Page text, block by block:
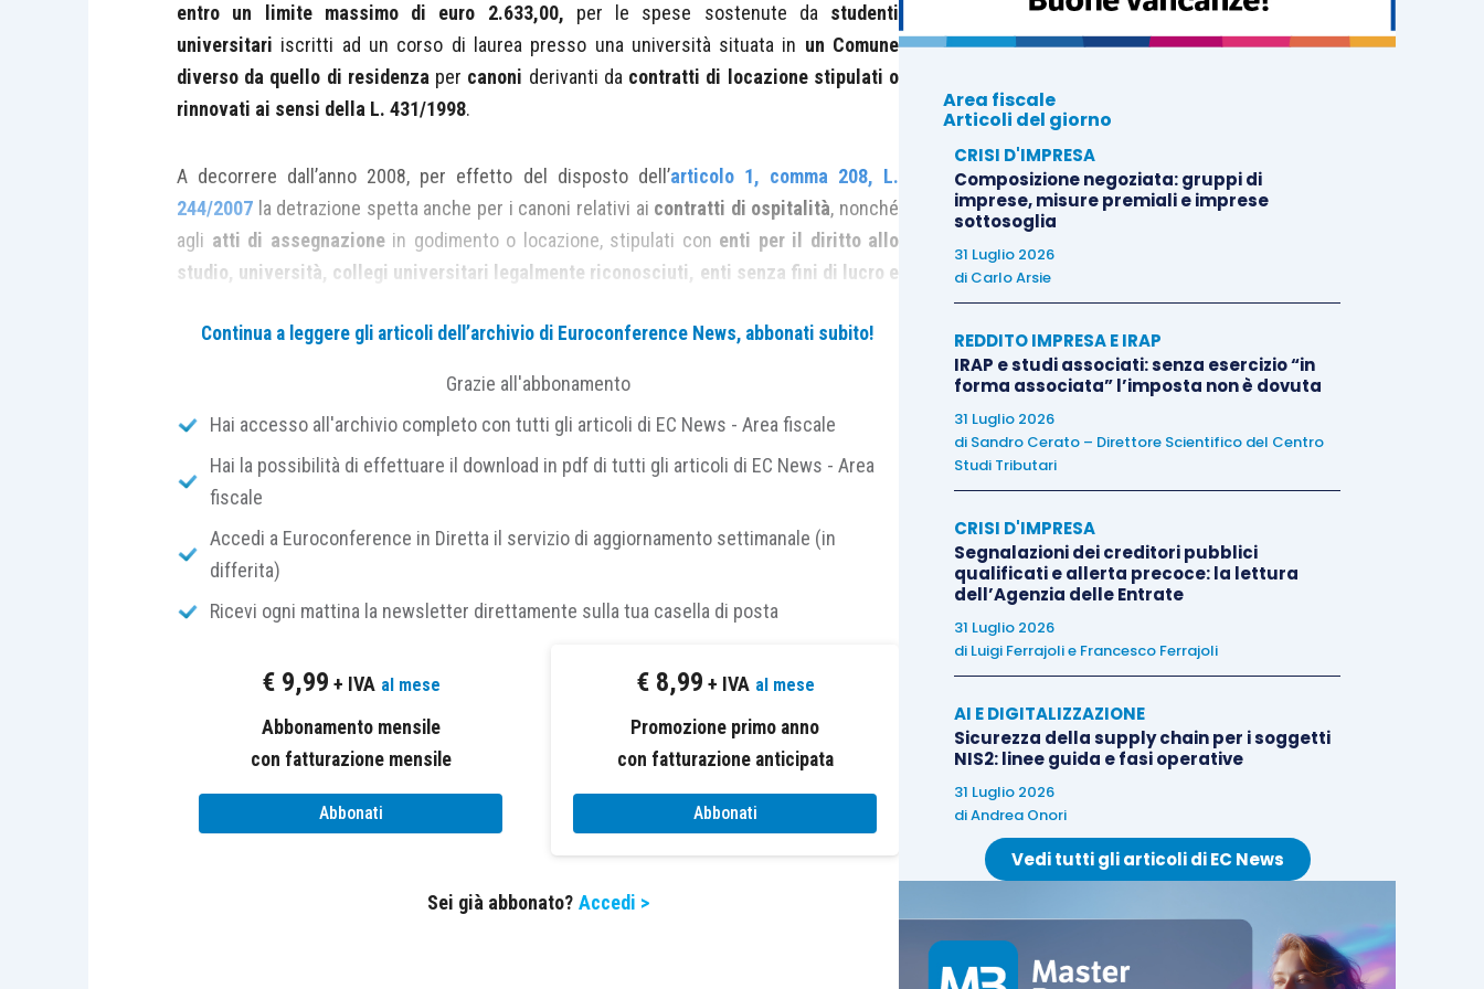
entro un limite massimo di euro 2.633,00, per le spese sostenute da studenti
universitari iscritti ad un corso di laurea presso una università situata in un Comune
diverso da quello di residenza per canoni derivanti da contratti di locazione stipulati o
rinnovati ai sensi della L. 431/1998.
A decorrere dall’anno 2008, per effetto del disposto dell’articolo 1, comma 208, L.
244/2007 la detrazione spetta anche per i canoni relativi ai contratti di ospitalità, nonché
agli atti di assegnazionein godimento o locazione, stipulati con enti per il diritto allo
studio, università, collegi universitari legalmente riconosciuti, enti senza fini di lucro e
contratti stipulati con la casa dello studente, con convitti o con collegi universitari.
canoni di locazione derivanti da contratti di locazione e di ospitalità stipulati dagli studenti
iscritti ad un corso di laurea pressoun’università estera, se ubicata nell’Unione Europea o
in uno degli stati aderenti all’Accordo sullo spazio economico europeo.
Recentemente l’
norma in commento, in merito ai requisiti previsti per beneficiare della detrazione, ovvero
quello relativo alla
tra il comune di ubicazione dell’università e quello di
diversa da quella dell’università.
La legge di Bilancio 2018, L. 205/2017 è intervenuta nuovamente sulla disposizione in
esame:
L. 148/2017;
articolo 15, comma 1, Tuir la nuova lettera i-
Continua a leggere gli articoli dell’archivio di Euroconference News, abbonati subito!
Grazie all'abbonamento
Hai accesso all'archivio completo con tutti gli articoli di EC News - Area fiscale
Hai la possibilità di effettuare il download in pdf di tutti gli articoli di EC News - Area
fiscale
Accedi a Euroconference in Diretta il servizio di aggiornamento settimanale (in
differita)
Ricevi ogni mattina la newsletter direttamente sulla tua casella di posta
€ 9,99 + IVA al mese
Abbonamento mensile
con fatturazione mensile
Abbonati
€ 8,99 + IVA al mese
Promozione primo anno
con fatturazione anticipata
Abbonati
Sei già abbonato? Accedi >
Area fiscale
Articoli del giorno
CRISI D'IMPRESA
Composizione negoziata: gruppi di
imprese, misure premiali e imprese
sottosoglia
31 Luglio 2026
di Carlo Arsie
REDDITO IMPRESA E IRAP
IRAP e studi associati: senza esercizio “in
forma associata” l’imposta non è dovuta
31 Luglio 2026
di Sandro Cerato – Direttore Scientifico del Centro
Studi Tributari
CRISI D'IMPRESA
Segnalazioni dei creditori pubblici
qualificati e allerta precoce: la lettura
dell’Agenzia delle Entrate
31 Luglio 2026
di Luigi Ferrajolie Francesco Ferrajoli
AI E DIGITALIZZAZIONE
Sicurezza della supply chain per i soggetti
NIS2: linee guida e fasi operative
31 Luglio 2026
diAndrea Onori
Vedi tutti gli articoli di EC News